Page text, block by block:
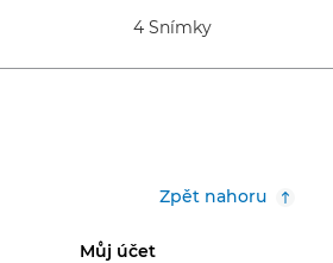
4 Snímky
Zpět nahoru
Můj účet